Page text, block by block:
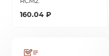
160.04 ₽